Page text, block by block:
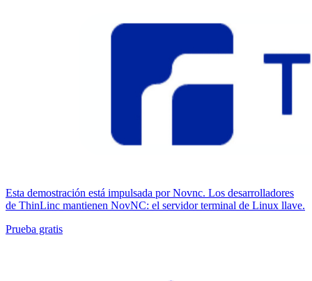
Esta demostración está impulsada por Novnc. Los desarrolladores
de ThinLinc mantienen NovNC: el servidor terminal de Linux llave.
Prueba gratis